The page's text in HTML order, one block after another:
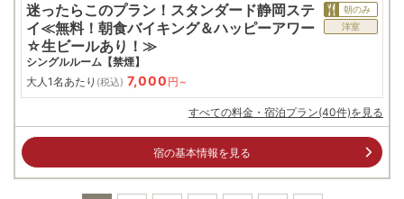
迷ったらこのプラン！スタンダード静岡ステ
イ≪無料！朝食バイキング＆ハッピーアワー
☆生ビールあり！≫
シングルルーム【禁煙】
朝のみ
洋室
大人1名あたり (税込) 7,000 円~
すべての料金・宿泊プラン(40件)を見る
宿の基本情報を見る